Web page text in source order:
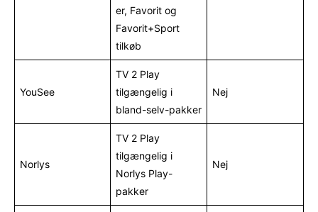
er, Favorit og
Favorit+Sport
tilkøb
YouSee
TV 2 Play
tilgængelig i
bland-selv-pakker
Nej
Norlys
TV 2 Play
tilgængelig i
Norlys Play-
pakker
Nej